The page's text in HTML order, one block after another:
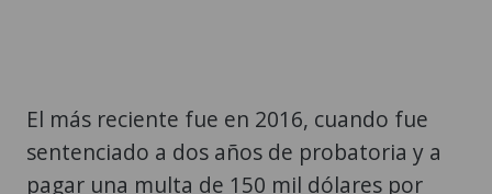
El más reciente fue en 2016, cuando fue
sentenciado a dos años de probatoria y a
pagar una multa de 150 mil dólares por